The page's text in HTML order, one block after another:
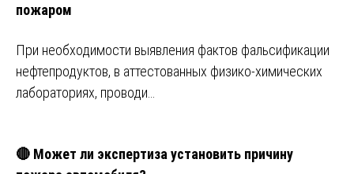
пожаром
При необходимости выявления фактов фальсификации
нефтепродуктов, в аттестованных физико-химических
лабораториях, проводи…
🔴 Может ли экспертиза установить причину